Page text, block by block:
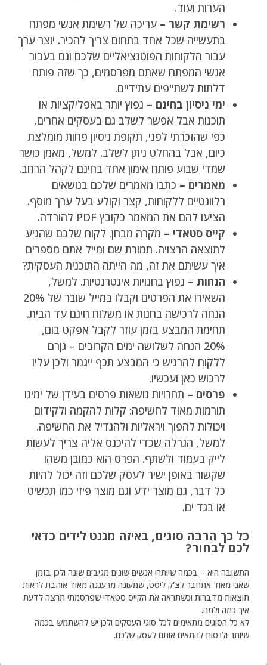
הערות ועוד.
רשימת קשר – עריכה של רשימת אנשי מפתח
בתעשייה שכל אחד בתחום צריך להכיר. יוצר ערך
עבור הלקוחות הפוטנציאליים שלכם וגם בעבור
אנשי המפתח שאתם מפרסמים, כך שזה פותח
דלתות לשת"פים עתידיים.
ימי ניסיון בחינם – נפוץ יותר באפליקציות או
תוכנות אבל אפשר לשלב גם בעסקים אחרים.
כפי שהזכרתי לפני, תקופת ניסיון פחות מומלצת
כיום, אבל בהחלט ניתן לשלב. למשל, מאמן כושר
שמדי שבוע פותח אימון אחד בחינם לקהל הרחב.
מאמרים – כתבו מאמרים שלכם בנושאים
רלוונטיים ללקוחות, קצר וקולע בעל ערך מוסף.
הציעו להם את המאמר כקובץ PDF להורדה.
קייס סטאדי – מקרה מבחן. לקוח שלכם שהגיע
לתוצאה הרצויה. תמורת שם ומייל אתם מספרים
איך עשיתם את זה, מה הייתה התוכנית העסקית?
הנחות – נפוץ בחנויות אינטרנטיות. למשל,
השאירו את הפרטים וקבלו במייל שובר של 20%
הנחה לרכישה בחנות או משלוח חינם עד הבית.
תחימת המבצע בזמן עוזר לקבל אפקט בום,
20% הנחה לשלושה ימים הקרובים – גןרם
ללקוח להרגיש כי המבצע תכף ייגמר ולכן עליו
לרכוש כאן ועכשיו.
פרסים – תחרויות נושאות פרסים בעידן של ימינו
תורמות מאוד לחשיפה: קלות להקמה ולקידום
ויכולות להפוך ויראליות ולהגדיל את החשיפה.
למשל, הגרלה שכדי להיכנס אליה צריך לעשות
לייק בעמוד ולשתף. הפרס הוא כמובן משהו
שקשור באופן ישיר לעסק שלכם וזה יכול להיות
כל דבר, גם מוצר ידע וגם מוצר פיזי כמו תכשיט
או בגד ים.
כל כך הרבה סוגים, באיזה מגנט לידים כדאי
לכם לבחור?
התשובה היא – בכמה שיותר! אנשים שונים מגיבים שונה ולכן בזמן
שאני מאוד אתחבר לצ'ק ליסט, שמעונה מרעננה מאוד אוהבת לראות
תוצאות מדברות וכשתראה את הקייס סטאדי שפרסמתי תרצה לדעת
איך כמה ולמה.
לא כל הסוגים מתאימים לכל סוגי העסקים ולכן יש להשתמש בכמה
שיותר ולנסות להתאים אותם לעסק שלכם.